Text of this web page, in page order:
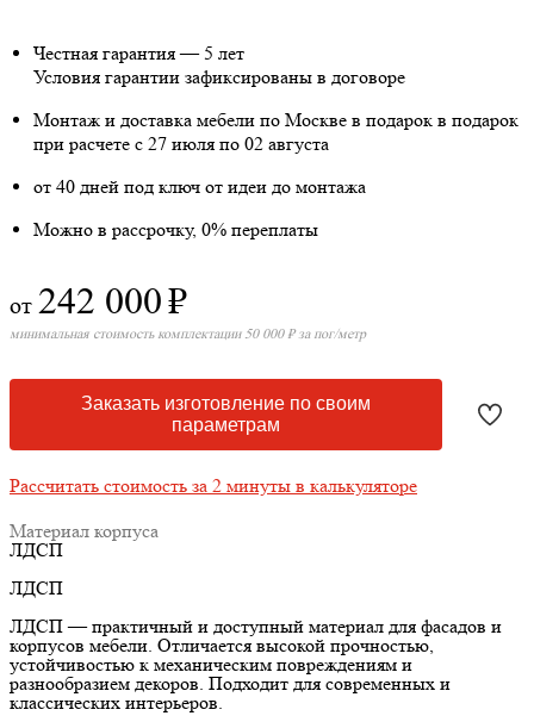
Честная гарантия — 5 лет
Условия гарантии зафиксированы в договоре
Монтаж и доставка мебели по Москве в подарок в подарок
при расчете с 27 июля по 02 августа
от 40 дней под ключ от идеи до монтажа
Можно в рассрочку, 0% переплаты
от 242 000₽
минимальная стоимость комплектации 50 000 ₽ за пог/метр
Заказать изготовление по своим
параметрам
Рассчитать стоимость за 2 минуты в калькуляторе
Материал корпуса
ЛДСП
ЛДСП
ЛДСП — практичный и доступный материал для фасадов и
корпусов мебели. Отличается высокой прочностью,
устойчивостью к механическим повреждениям и
разнообразием декоров. Подходит для современных и
классических интерьеров.